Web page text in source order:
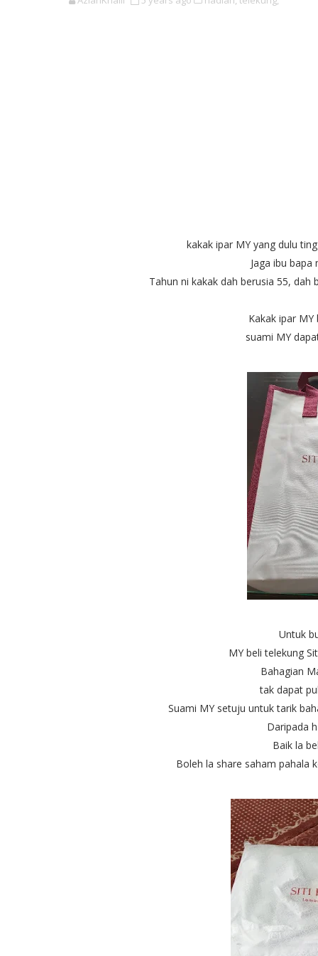
kakak ipar MY yang dulu
Jaga ibu bapa
Tahun ni kakak dah berusia 55, dah
Kakak ipar MY
suami MY
Untuk
MY beli telekung
Bahagian
tak dapat
Suami MY setuju untuk tarik
Daripada
Baik la
Boleh la share saham pahala